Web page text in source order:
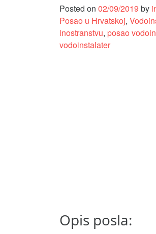
Posted on 02/09/2019 by
Posao u Hrvatskoj,
inostranstvu, posao
vodoinstalater
Opis posla: